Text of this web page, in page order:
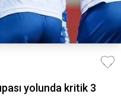
yolunda kritik 3